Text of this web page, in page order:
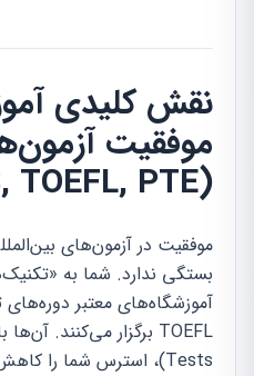
نقش کلیدی
موفقیت
(IELTS, TOEFL, PTE)
موفقیت در آزمون‌های
بستگی ندارد. شما به
Tests)، استرس شما را کاهش می‌دهند.